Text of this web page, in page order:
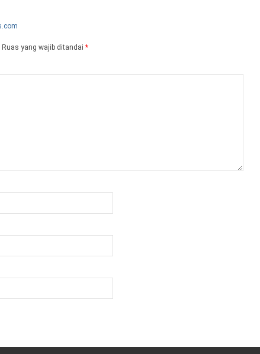
Ruas yang wajib ditandai *